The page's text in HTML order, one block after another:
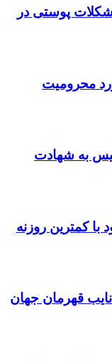
پوستی در
محرومیت
به شهادت
با کمترین روزنه
نایب قهرمان جهان